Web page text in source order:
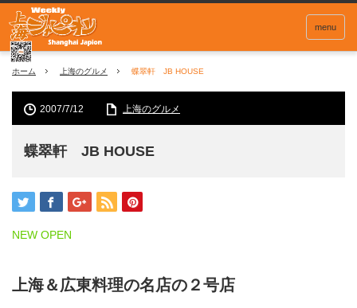
menu
ホーム 上海のグルメ 蝶翠軒 JB HOUSE
2007/7/12 上海のグルメ
蝶翠軒 JB HOUSE
NEW OPEN
上海＆広東料理の名店の２号店